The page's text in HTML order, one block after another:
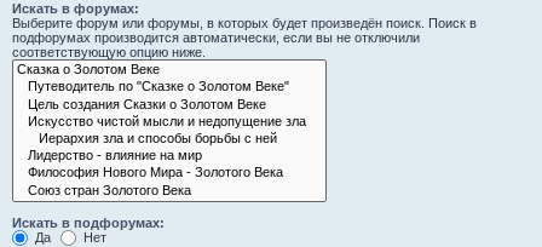
Искать в форумах:
Выберите форум или форумы, в которых будет произведён поиск. Поиск в
подфорумах производится автоматически, если вы не отключили
соответствующую опцию ниже.
Искать в подфорумах:
Да
Нет